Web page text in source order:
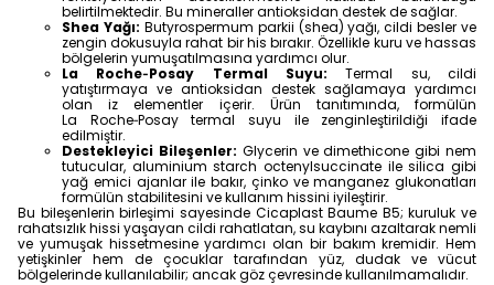
belirtilmektedir. Bu mineraller antioksidan destek de sağlar.
Shea Yağı: Butyrospermum parkii (shea) yağı, cildi besler ve
zengin dokusuyla rahat bir his bırakır. Özellikle kuru ve hassas
bölgelerin yumuşatılmasına yardımcı olur.
La Roche‑Posay Termal Suyu: Termal su, cildi
yatıştırmaya ve antioksidan destek sağlamaya yardımcı
olan iz elementler içerir. Ürün tanıtımında, formülün
La Roche‑Posay termal suyu ile zenginleştirildiği ifade
edilmiştir.
Destekleyici Bileşenler: Glycerin ve dimethicone gibi nem
tutucular, aluminium starch octenylsuccinate ile silica gibi
yağ emici ajanlar ile bakır, çinko ve manganez glukonatları
formülün stabilitesini ve kullanım hissini iyileştirir.
Bu bileşenlerin birleşimi sayesinde Cicaplast Baume B5; kuruluk ve
rahatsızlık hissi yaşayan cildi rahatlatan, su kaybını azaltarak nemli
ve yumuşak hissetmesine yardımcı olan bir bakım kremidir. Hem
yetişkinler hem de çocuklar tarafından yüz, dudak ve vücut
bölgelerinde kullanılabilir; ancak göz çevresinde kullanılmamalıdır.